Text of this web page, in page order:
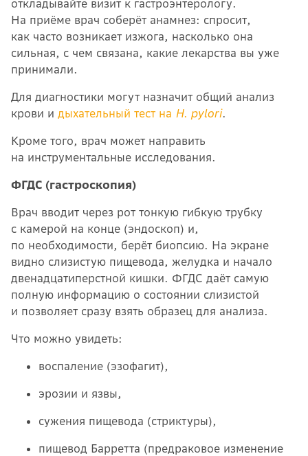
откладывайте визит к гастроэнтерологу.
На приёме врач соберёт анамнез: спросит,
как часто возникает изжога, насколько она
сильная, с чем связана, какие лекарства вы уже
принимали.
Для диагностики могут назначит общий анализ
крови и дыхательный тест на H. pylori.
Кроме того, врач может направить
на инструментальные исследования.
ФГДС (гастроскопия)
Врач вводит через рот тонкую гибкую трубку
с камерой на конце (эндоскоп) и,
по необходимости, берёт биопсию. На экране
видно слизистую пищевода, желудка и начало
двенадцатиперстной кишки. ФГДС даёт самую
полную информацию о состоянии слизистой
и позволяет сразу взять образец для анализа.
Что можно увидеть:
воспаление (эзофагит),
эрозии и язвы,
сужения пищевода (стриктуры),
пищевод Барретта (предраковое изменение